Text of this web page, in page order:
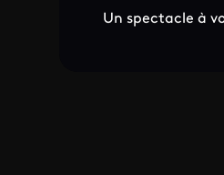
Un spectacle à